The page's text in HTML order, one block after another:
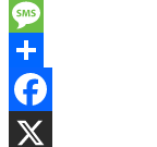
Telegram
Message
Share